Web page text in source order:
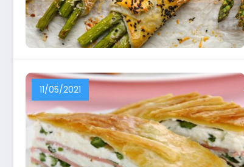
11/05/2021